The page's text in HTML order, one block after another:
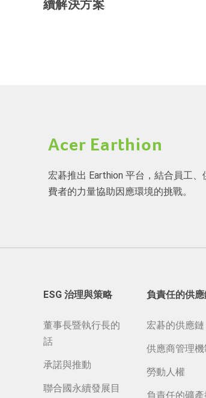
續解決方案
Acer Earthion
宏碁推出 Earthion 平台，結合員工
費者的力量協助因應環境的挑戰。
ESG 治理與策略
董事長暨執行長的
話
承諾與推動
聯合國永續發展目
負責任的供
宏碁的供應鏈
供應商管理機
勞動人權
負責任的礦